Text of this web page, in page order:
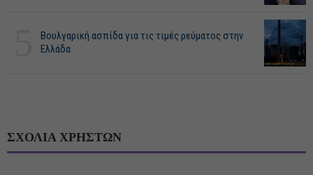
Βουλγαρική ασπίδα για τις τιμές ρεύματος στην
Ελλάδα
ΣΧΟΛΙΑ ΧΡΗΣΤΩΝ